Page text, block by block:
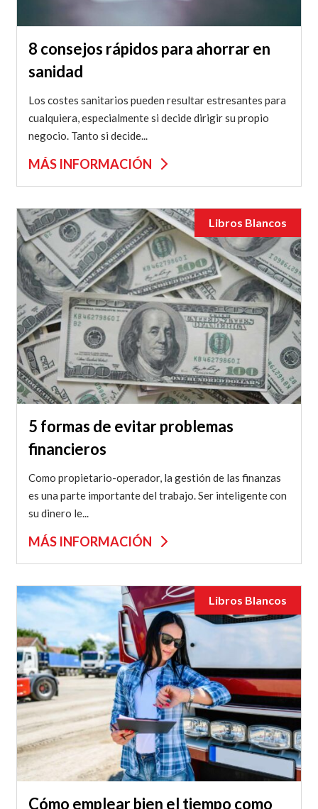
8 consejos rápidos para ahorrar en
sanidad
Los costes sanitarios pueden resultar estresantes para
cualquiera, especialmente si decide dirigir su propio
negocio. Tanto si decide...
MÁS INFORMACIÓN
Libros Blancos
5 formas de evitar problemas
financieros
Como propietario-operador, la gestión de las finanzas
es una parte importante del trabajo. Ser inteligente con
su dinero le...
MÁS INFORMACIÓN
Libros Blancos
Cómo emplear bien el tiempo como